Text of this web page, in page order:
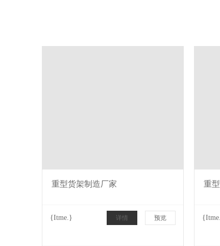
重型货架制造厂家
{Itme.} 详情 预览
重
{Itme.